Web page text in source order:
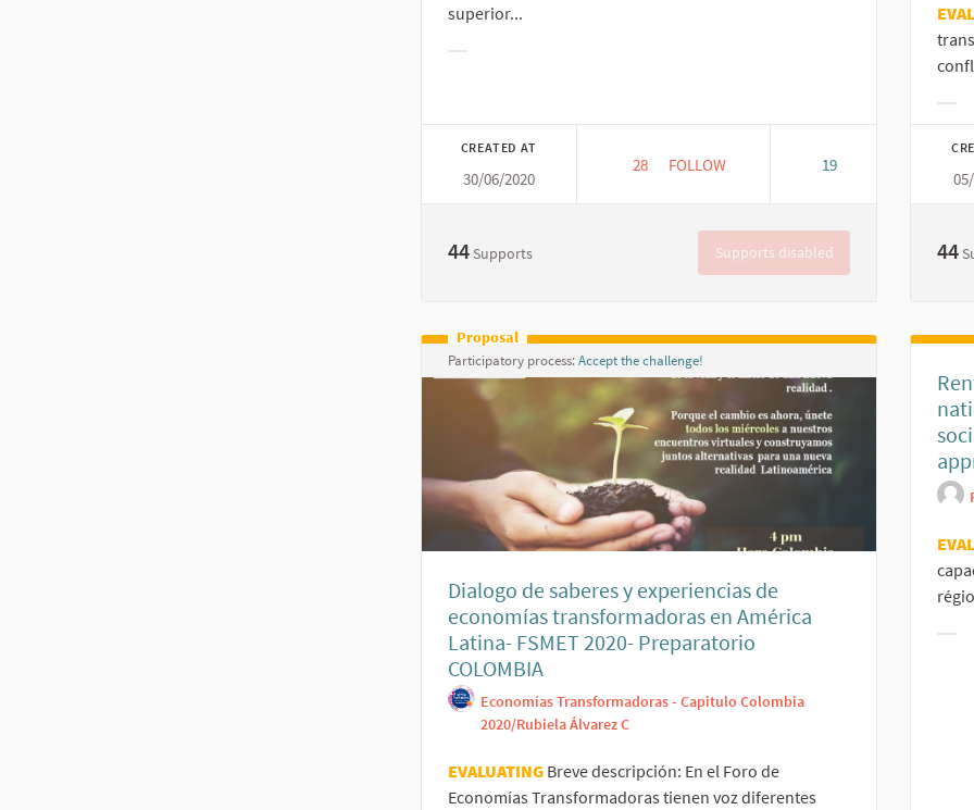
superior...
CREATED AT
30/06/2020
28 28 FOLLOWERS
FOLLOW
UNIVERSIDAD COOPERATIVA
19
44 Supports Supports disabled 44
Proposal
Participatory process:Accept the challenge!
Dialogo de saberes y experiencias de
economías transformadoras en América
Latina- FSMET 2020- Preparatorio
COLOMBIA
Economías Transformadoras - Capitulo Colombia
2020/Rubiela Álvarez C
EVALUATING Breve descripción: En el Foro de
Economías Transformadoras tienen voz diferentes